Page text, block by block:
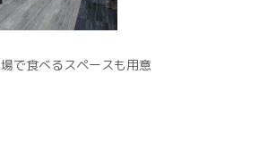
で食べるスペースも用意